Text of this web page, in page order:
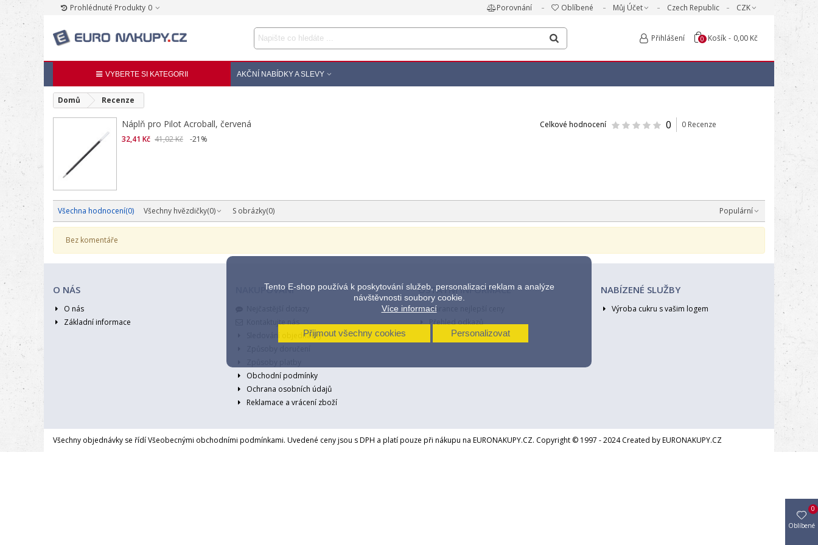
Tento E-shop používá k poskytování služeb, personalizaci reklam a analýze
návštěvnosti soubory cookie.
Více informací
Přijmout všechny cookies Personalizovat
Prohlédnuté Produkty 0 Porovnání Oblíbené Můj Účet Czech Republic CZK
Přihlášení 0 Košík - 0,00 Kč
VYBERTE SI KATEGORII AKČNÍ NABÍDKY A SLEVY
Domů Recenze
Náplň pro Pilot Acroball, červená
32,41 Kč 41,02 Kč -21%
Celkové hodnocení 0 0 Recenze
Všechna hodnocení(0) Všechny hvězdičky(0) S obrázky(0) Populární
Bez komentáře
O NÁS
O nás
Základní informace
NAKUPOVÁNÍ
Kontaktujte nás
Sledování objednávky
Obchodní podmínky
Ochrana osobních údajů
Reklamace a vrácení zboží
OSTATNÍ INFORMACE
Garance nejlepší ceny
Přehled odkazů
NABÍZENÉ SLUŽBY
Výroba cukru s vašim logem
Všechny objednávky se řídí Všeobecnými obchodními podmínkami. Uvedené ceny jsou s DPH a platí pouze při nákupu na EURONAKUPY.CZ. Copyright © 1997 - 2024 Created by EURONAKUPY.CZ
Oblíbené
0